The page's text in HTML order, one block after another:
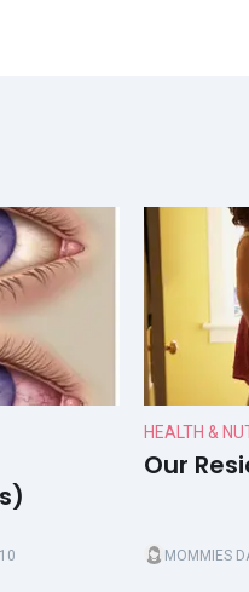
HEALTH &
Our
MOMMIES